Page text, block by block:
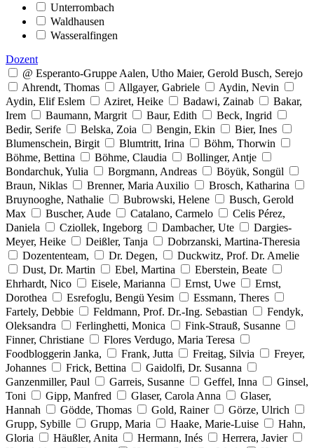
Unterrombach
Waldhausen
Wasseralfingen
Dozent
@ Esperanto-Gruppe Aalen, Utho Maier, Gerold Busch, Serejo
Ahrendt, Thomas
Allgayer, Gabriele
Aydin, Nevin
Aydin, Elif Eslem
Aziret, Heike Badawi, Zainab
Bakar,
Irem
Baumann, Margrit Baur, Edith
Beck, Ingrid
Bedir, Serife
Belska, Zoia Bengin, Ekin
Bier, Ines
Blumenschein, Birgit
Blumtritt, Irina
Böhm, Thorwin
Böhme, Bettina
Böhme, Claudia
Bollinger, Antje
Bondarchuk, Yulia
Borgmann, Andreas
Böyük, Songül
Braun, Niklas
Brenner, Maria Auxilio
Brosch, Katharina
Bruynooghe, Nathalie
Bubrowski, Helene
Busch, Gerold
Max
Buscher, Aude Catalano, Carmelo
Celis Pérez,
Daniela
Cziollek, Ingeborg Dambacher, Ute
Dargies-
Meyer, Heike
Deißler, Tanja
Dobrzanski, Martina-Theresia
Dozententeam,
Dr. Degen,
Duckwitz, Prof. Dr. Amelie
Dust, Dr. Martin
Ebel, Martina
Eberstein, Beate
Ehrhardt, Nico
Eisele, Marianna Ernst, Uwe
Ernst,
Dorothea
Esrefoglu, Bengü Yesim
Essmann, Theres
Fartely, Debbie
Feldmann, Prof. Dr.-Ing. Sebastian
Fendyk,
Oleksandra
Ferlinghetti, Monica
Fink-Strauß, Susanne
Finner, Christiane
Flores Verdugo, Maria Teresa
Foodbloggerin Janka,
Frank, Jutta Freitag, Silvia
Freyer,
Johannes
Frick, Bettina
Gaidolfi, Dr. Susanna
Ganzenmiller, Paul
Garreis, Susanne Geffel, Inna
Ginsel,
Toni
Gipp, Manfred Glaser, Carola Anna
Glaser,
Hannah
Gödde, Thomas Gold, Rainer
Görze, Ulrich
Grupp, Sybille
Grupp, Maria Haake, Marie-Luise
Hahn,
Gloria
Häußler, Anita Hermann, Inés
Herrera, Javier